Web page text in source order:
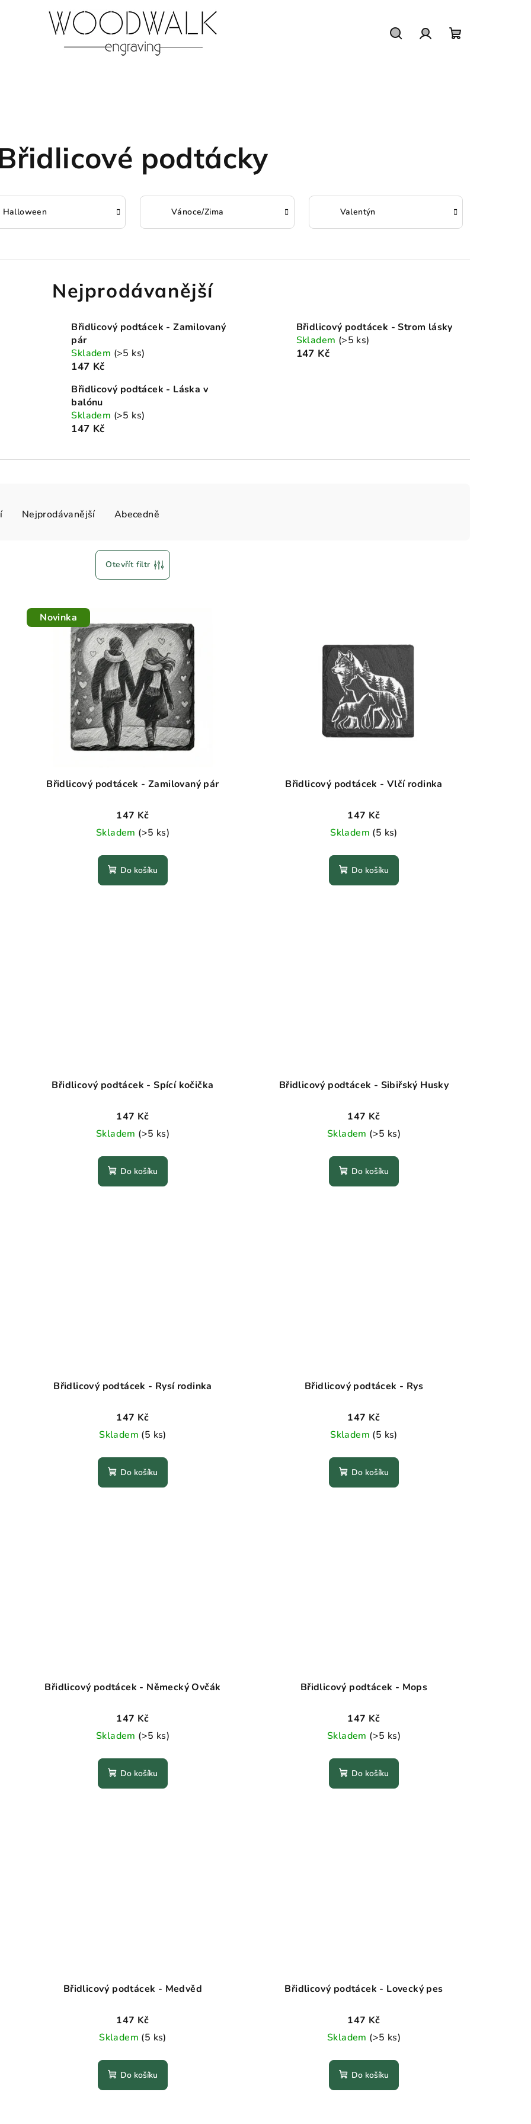
podtácky
Halloween Vánoce/Zima Valentýn
Nejprodávanější
Břidlicový podtácek - Zamilovaný
pár
Skladem (>5 ks)
147 Kč
Břidlicový podtácek - Strom lásky
Skladem (>5 ks)
147 Kč
Břidlicový podtácek - Láska v
balónu
Skladem (>5 ks)
147 Kč
Nejprodávanější Abecedně
Otevřít filtr
Novinka
Břidlicový podtácek - Zamilovaný pár
147 Kč
Skladem (>5 ks)
Do košíku
Břidlicový podtácek - Vlčí rodinka
147 Kč
Skladem (5 ks)
Do košíku
Břidlicový podtácek - Spící kočička
147 Kč
Skladem (>5 ks)
Do košíku
Břidlicový podtácek - Sibiřský Husky
147 Kč
Skladem (>5 ks)
Do košíku
Břidlicový podtácek - Rysí rodinka
147 Kč
Skladem (5 ks)
Do košíku
Břidlicový podtácek - Rys
147 Kč
Skladem (5 ks)
Do košíku
Břidlicový podtácek - Německý Ovčák
147 Kč
Skladem (>5 ks)
Do košíku
Břidlicový podtácek - Mops
147 Kč
Skladem (>5 ks)
Do košíku
Břidlicový podtácek - Medvěd
147 Kč
Skladem (5 ks)
Do košíku
Břidlicový podtácek - Lovecký pes
147 Kč
Skladem (>5 ks)
Do košíku